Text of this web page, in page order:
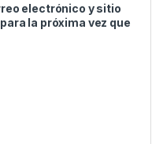
electrónico y sitio
la próxima vez que